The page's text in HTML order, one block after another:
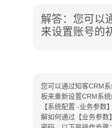
解答：您可以
来设置账号的
您可以通过知客CRM
板来重新设置CRM系
【系统配置 -业务参数
解如何通过【业务参数